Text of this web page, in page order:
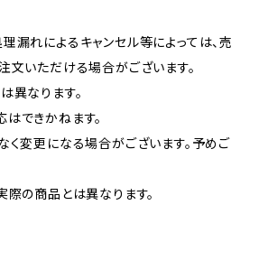
漏れによるキャンセル等によっては、売
文いただける場合がございます。
異なります。
できかねます。
く変更になる場合がございます。予めご
の商品とは異なります。